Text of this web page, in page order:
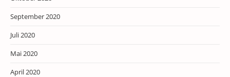
September 2020
Juli 2020
Mai 2020
April 2020